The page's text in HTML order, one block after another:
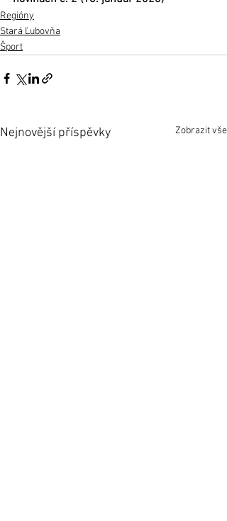
Regióny
Stará Ľubovňa
Šport
Nejnovější příspěvky Zobrazit vše